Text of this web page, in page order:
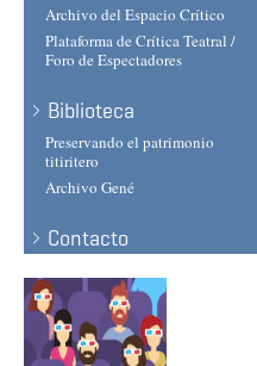
Archivo del Espacio Crítico
Plataforma de Crítica Teatral /
Foro de Espectadores
Biblioteca
Preservando el patrimonio
titiritero
Archivo Gené
Contacto